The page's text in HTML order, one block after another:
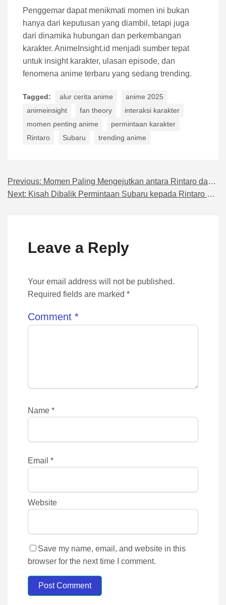
Penggemar dapat menikmati momen ini bukan
hanya dari keputusan yang diambil, tetapi juga
dari dinamika hubungan dan perkembangan
karakter. AnimeInsight.id menjadi sumber tepat
untuk insight karakter, ulasan episode, dan
fenomena anime terbaru yang sedang trending.
Tagged: alur cerita anime
anime 2025
animeinsight
fan theory
interaksi karakter
momen penting anime
permintaan karakter
Rintaro
Subaru trending anime
Navigasi pos
Previous: Momen Paling Mengejutkan antara Rintaro dan Subaru di Anime 2025
Next: Kisah Dibalik Permintaan Subaru kepada Rintaro di Anime 2025
Leave a Reply
Your email address will not be published.
Required fields are marked *
Comment *
Name *
Email *
Website
Save my name, email, and website in this
browser for the next time I comment.
Post Comment